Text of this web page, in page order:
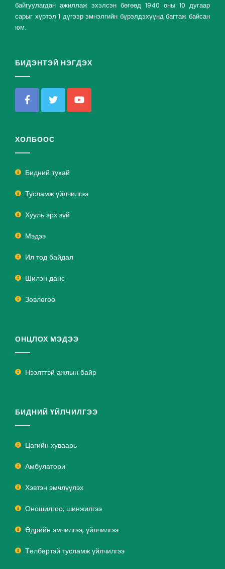
байгуулагдан ажиллаж эхэлсэн бөгөөд 1940 оны 10 дугаар
сарыг хүртэл 1 дүгээр эмнэлгийн бүрэлдэхүүнд багтаж байсан
юм.
БИДЭНТЭЙ НЭГДЭХ
ХОЛБООС
Бидний тухай
Тусламж үйлчилгээ
Хууль эрх зүй
Мэдээ
Ил тод байдал
Шилэн данс
Зөвлөгөө
ОНЦЛОХ МЭДЭЭ
Нээлттэй ажлын байр
БИДНИЙ ҮЙЛЧИЛГЭЭ
Цагийн хуваарь
Амбулатори
Хэвтэн эмчлүүлэх
Оношилгоо, шинжилгээ
Өдрийн эмчилгээ, үйлчилгээ
Төлбөртэй тусламж үйлчилгээ